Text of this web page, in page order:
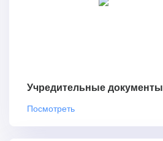
Учредительные документы
Посмотреть